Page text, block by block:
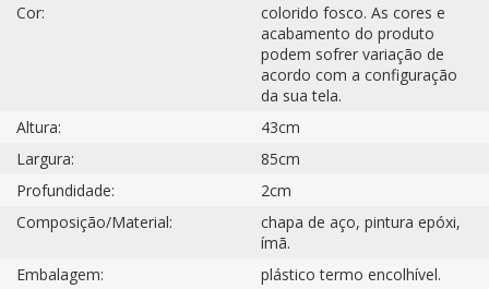
Cor:
colorido fosco. As cores e
acabamento do produto
podem sofrer variação de
acordo com a configuração
da sua tela.
Altura:
43cm
Largura:
85cm
Profundidade:
2cm
Composição/Material:
chapa de aço, pintura epóxi,
ímã.
Embalagem:
plástico termo encolhível.